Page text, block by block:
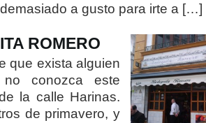
a gusto para irte a […]
ROMERO
que exista alguien
conozca este
la calle Harinas.
de primavero, y